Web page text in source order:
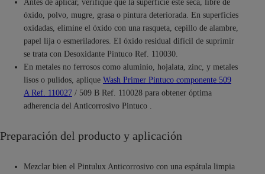
óxido, polvo, mugre, grasa o pintura deteriorada. En superficies
oxidadas, elimine el óxido con una rasqueta, cepillo de alambre,
papel lija o esmeriladores. El óxido residual difícil de suprimir
se trata con Desoxidante Pintuco Ref. 110030.
En metales no ferrosos como aluminio, hojalata, zinc, y metales
lisos o pulidos, aplique Wash Primer Pintuco componente 509
A Ref. 110027 / 509 B Ref. 110028 para obtener óptima
adherencia del Anticorrosivo Pintuco .
Preparación del producto y aplicación
Mezclar bien el Pintulux Anticorrosivo con una espátula limpia